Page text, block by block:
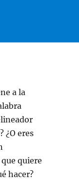
a la
¿O eres
quiere
hacer?